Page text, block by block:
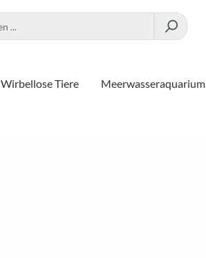
Wirbellose Tiere Meerwasseraquarium